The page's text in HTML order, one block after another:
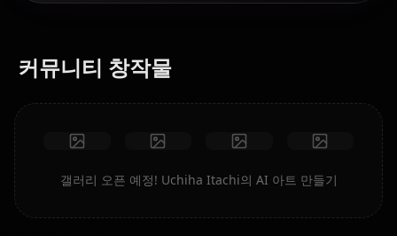
커뮤니티 창작물
갤러리 오픈 예정! Uchiha Itachi의 AI 아트 만들기